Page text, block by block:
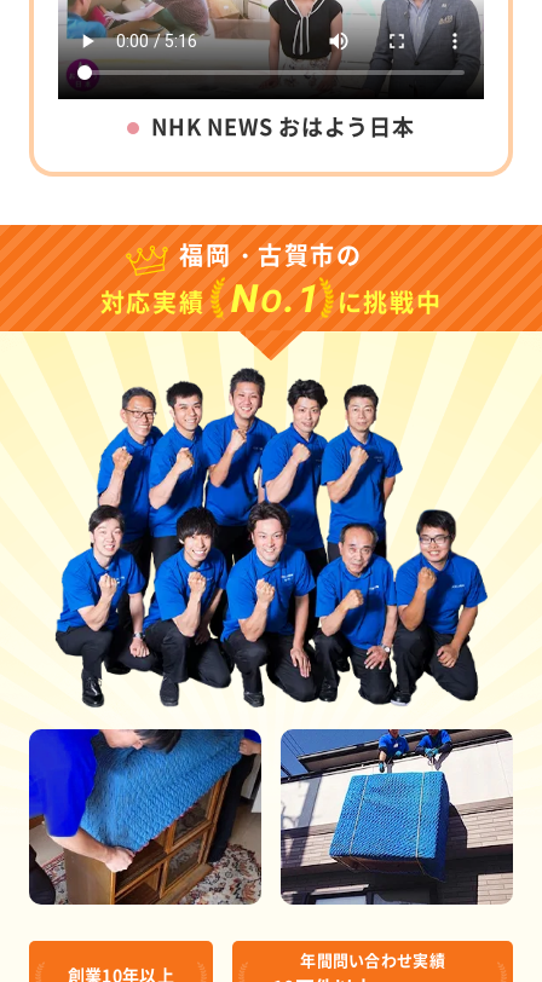
NHK NEWS おはよう日本
福岡・古賀市の
対応実績
NO.1 に挑戦中
創業10年以上
年間問い合わせ実績